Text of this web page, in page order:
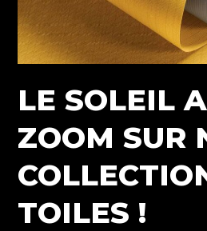
SATTLER
!
LE SOLEIL
ZOOM SUR
TOILES !